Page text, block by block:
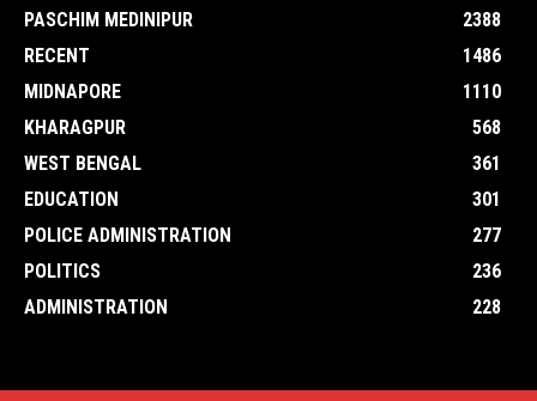
PASCHIM MEDINIPUR
2388
RECENT
1486
MIDNAPORE
1110
KHARAGPUR
568
WEST BENGAL
361
EDUCATION
301
POLICE ADMINISTRATION
277
POLITICS
236
ADMINISTRATION
228